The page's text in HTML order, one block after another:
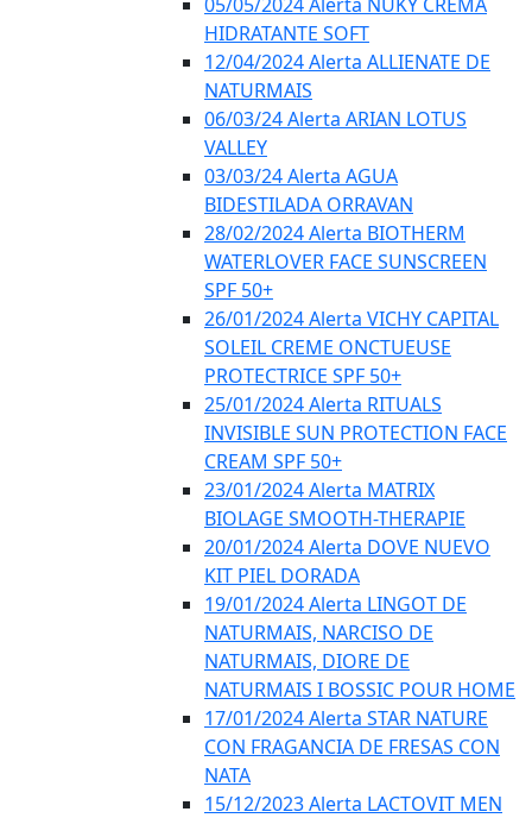
HIDRATANTE SOFT
12/04/2024 Alerta ALLIENATE DE
NATURMAIS
06/03/24 Alerta ARIAN LOTUS
VALLEY
03/03/24 Alerta AGUA
BIDESTILADA ORRAVAN
28/02/2024 Alerta BIOTHERM
WATERLOVER FACE SUNSCREEN
SPF 50+
26/01/2024 Alerta VICHY CAPITAL
SOLEIL CREME ONCTUEUSE
PROTECTRICE SPF 50+
25/01/2024 Alerta RITUALS
INVISIBLE SUN PROTECTION FACE
CREAM SPF 50+
23/01/2024 Alerta MATRIX
BIOLAGE SMOOTH-THERAPIE
20/01/2024 Alerta DOVE NUEVO
KIT PIEL DORADA
19/01/2024 Alerta LINGOT DE
NATURMAIS, NARCISO DE
NATURMAIS, DIORE DE
NATURMAIS I BOSSIC POUR HOME
17/01/2024 Alerta STAR NATURE
CON FRAGANCIA DE FRESAS CON
NATA
15/12/2023 Alerta LACTOVIT MEN